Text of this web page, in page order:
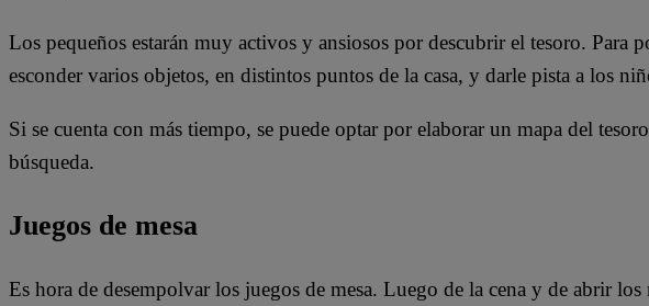
Los pequeños estarán muy activos y ansiosos por descubrir el tesoro. Para
esconder varios objetos, en distintos puntos de la casa, y darle pista a los
Si se cuenta con más tiempo, se puede optar por elaborar un mapa del
búsqueda.
Juegos de mesa
Es hora de desempolvar los juegos de mesa. Luego de la cena y de abrir